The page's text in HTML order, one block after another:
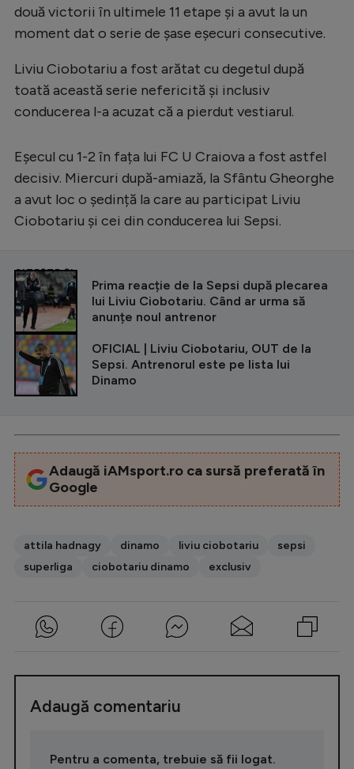
Intră în cont
Creează cont
două victorii în ultimele 11 etape și a avut la un
moment dat o serie de șase eșecuri consecutive.
Liviu Ciobotariu a fost arătat cu degetul după
toată această serie nefericită și inclusiv
conducerea l-a acuzat că a pierdut vestiarul.
Eșecul cu 1-2 în fața lui FC U Craiova a fost astfel
decisiv. Miercuri după-amiază, la Sfântu Gheorghe
a avut loc o ședință la care au participat Liviu
Ciobotariu și cei din conducerea lui Sepsi.
CITEȘTE ȘI
Prima reacție de la Sepsi după plecarea
lui Liviu Ciobotariu. Când ar urma să
anunțe noul antrenor
OFICIAL | Liviu Ciobotariu, OUT de la
Sepsi. Antrenorul este pe lista lui
Dinamo
Adaugă iAMsport.ro ca sursă preferată în
Google
attila hadnagy dinamo liviu ciobotariu
sepsi
superliga
ciobotariu dinamo exclusiv
Adaugă comentariu
Pentru a comenta, trebuie să fii logat.